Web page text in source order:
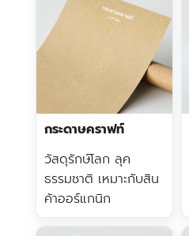
กระดาษคราฟท์
วัสดุรักษ์โลก ลุค
ธรรมชาติ เหมาะกับสิน
ค้าออร์แกนิก